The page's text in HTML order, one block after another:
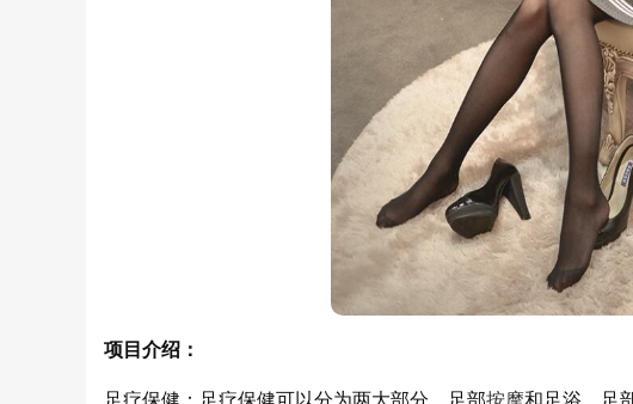
项目介绍：
足疗保健：足疗保健可以分为两大部分，足部按摩和足浴。足